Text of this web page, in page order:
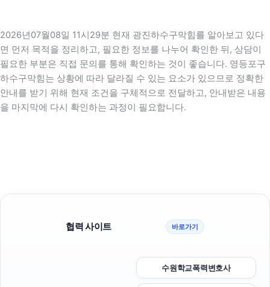
2026년07월08일 11시29분 현재 광진하수구막힘를 알아보고 있다
면 먼저 목적을 정리하고, 필요한 정보를 나누어 확인한 뒤, 상담이
필요한 부분은 직접 문의를 통해 확인하는 것이 좋습니다. 영등포구
하수구막힘는 상황에 따라 달라질 수 있는 요소가 있으므로 정확한
안내를 받기 위해 현재 조건을 구체적으로 전달하고, 안내받은 내용
을 마지막에 다시 확인하는 과정이 필요합니다.
협력 사이트 바로가기
수원학교폭력변호사